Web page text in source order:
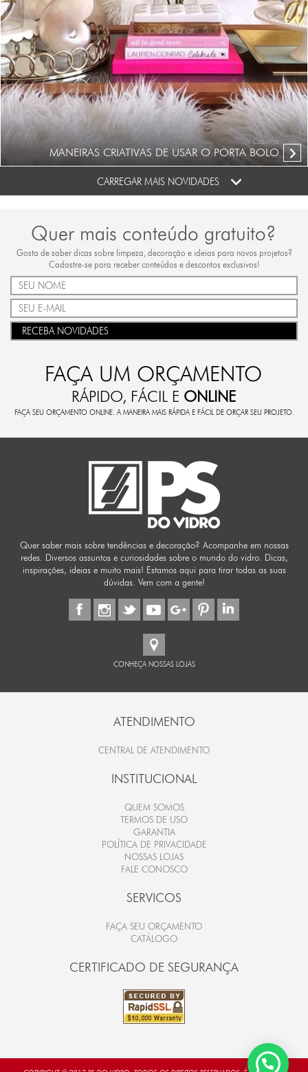
// Cozinha
MANEIRAS CRIATIVAS DE USAR O PORTA BOLO
CARREGAR MAIS NOVIDADES
Quer mais conteúdo gratuito?
Gosta de saber dicas sobre limpeza, decoração e ideias para novos projetos?
Cadastre-se para receber conteúdos e descontos exclusivos!
RECEBA NOVIDADES
FAÇA UM ORÇAMENTO
RÁPIDO, FÁCIL E ONLINE
FAÇA SEU ORÇAMENTO ONLINE. A MANEIRA MAIS RÁPIDA E FÁCIL DE ORÇAR SEU PROJETO.
Quer saber mais sobre tendências e decoração? Acompanhe em nossas
redes. Diversos assuntos e curiosidades sobre o mundo do vidro. Dicas,
inspirações, ideias e muito mais! Estamos aqui para tirar todas as suas
dúvidas. Vem com a gente!
CONHEÇA NOSSAS LOJAS
ATENDIMENTO
CENTRAL DE ATENDIMENTO
INSTITUCIONAL
QUEM SOMOS
TERMOS DE USO
GARANTIA
POLÍTICA DE PRIVACIDADE
NOSSAS LOJAS
FALE CONOSCO
SERVICOS
FAÇA SEU ORÇAMENTO
CATÁLOGO
CERTIFICADO DE SEGURANÇA